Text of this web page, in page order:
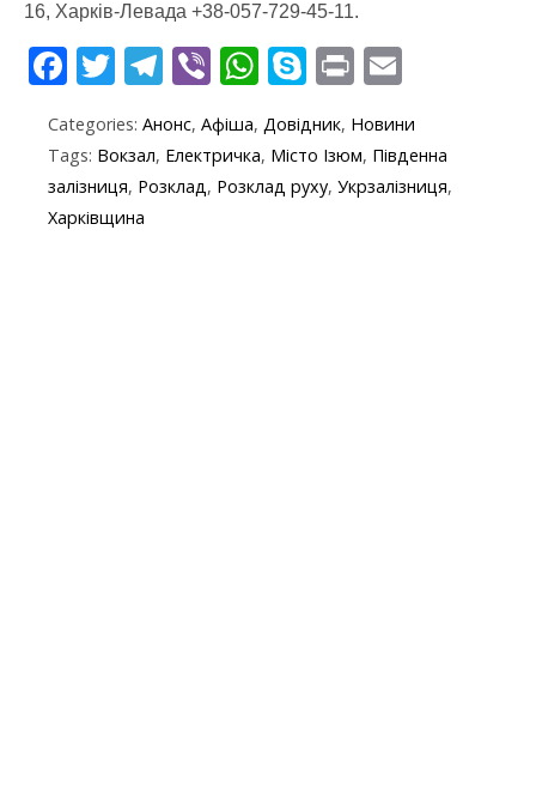
16, Харків-Левада +38-057-729-45-11.
F
e
b
o
T
itt
er
T
e
gr
Vi
b
er
W
at
s
S
y
p
Pr
t ai
l
Categories: Анонс, Афіша, Довідник, Новини
Tags: Вокзал, Електричка, Місто Ізюм, Південна
залізниця, Розклад, Розклад руху, Укрзалізниця,
Харківщина